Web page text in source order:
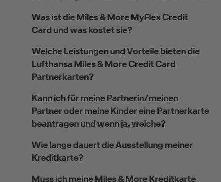
Was ist die Miles & More MyFlex Credit
Card und was kostet sie?
Welche Leistungen und Vorteile bieten die
Lufthansa Miles & More Credit Card
Partnerkarten?
Kann ich für meine Partnerin/meinen
Partner oder meine Kinder eine Partnerkarte
beantragen und wenn ja, welche?
Wie lange dauert die Ausstellung meiner
Kreditkarte?
Muss ich meine Miles & More Kreditkarte